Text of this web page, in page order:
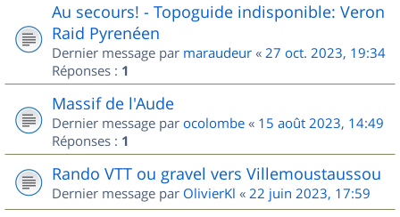
Au secours! - Topoguide indisponible: Veron
Raid Pyrenéen
Dernier message par maraudeur « 27 oct. 2023, 19:34
Réponses : 1
Massif de l'Aude
Dernier message par ocolombe « 15 août 2023, 14:49
Réponses : 1
Rando VTT ou gravel vers Villemoustaussou
Dernier message par OlivierKl « 22 juin 2023, 17:59